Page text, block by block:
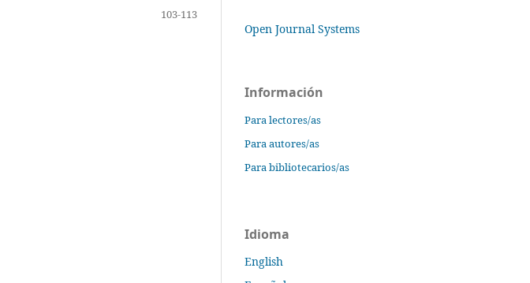
103-113
Open Journal Systems
Información
Para lectores/as
Para autores/as
Para bibliotecarios/as
Idioma
English